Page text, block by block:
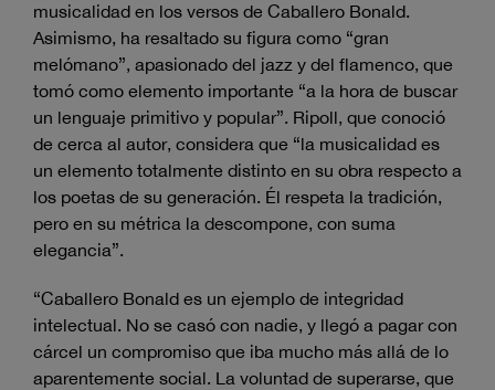
musicalidad en los versos de Caballero Bonald.
Asimismo, ha resaltado su figura como “gran
melómano”, apasionado del jazz y del flamenco, que
tomó como elemento importante “a la hora de buscar
un lenguaje primitivo y popular”. Ripoll, que conoció
de cerca al autor, considera que “la musicalidad es
un elemento totalmente distinto en su obra respecto a
los poetas de su generación. Él respeta la tradición,
pero en su métrica la descompone, con suma
elegancia”.
“Caballero Bonald es un ejemplo de integridad
intelectual. No se casó con nadie, y llegó a pagar con
cárcel un compromiso que iba mucho más allá de lo
aparentemente social. La voluntad de superarse, que